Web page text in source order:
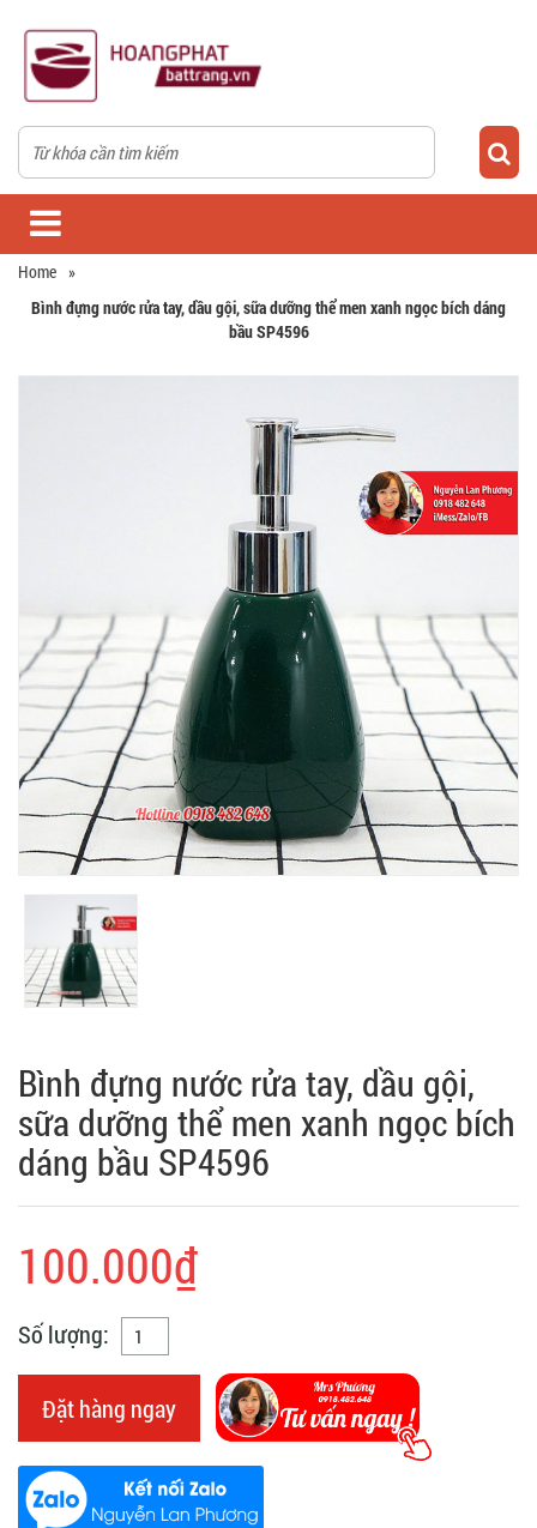
Home »
Bình đựng nước rửa tay, dầu gội, sữa dưỡng thể men xanh ngọc bích dáng
bầu SP4596
Bình đựng nước rửa tay, dầu gội,
sữa dưỡng thể men xanh ngọc bích
dáng bầu SP4596
100.000₫
Số lượng:
Đặt hàng ngay